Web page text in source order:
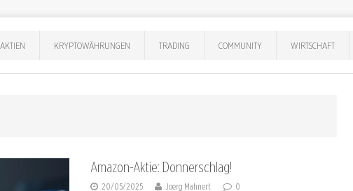
AKTIEN KRYPTOWÄHRUNGEN TRADING COMMUNITY WIRTSCHAFT
Amazon-Aktie: Donnerschlag!
20/05/2025 Joerg Mahnert 0